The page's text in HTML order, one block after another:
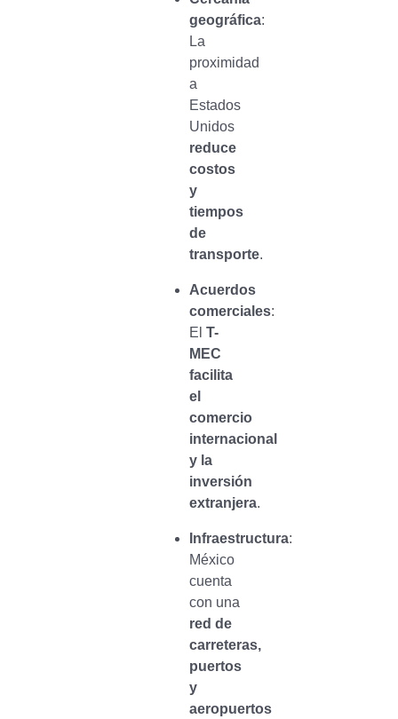
geográfica:
La
proximidad
a
Estados
Unidos
reduce
costos
y
tiempos
de
transporte.
Acuerdos
comerciales:
El T-
MEC
facilita
el
comercio
internacional
y la
inversión
extranjera.
Infraestructura:
México
cuenta
con una
red de
carreteras,
puertos
y
aeropuertos